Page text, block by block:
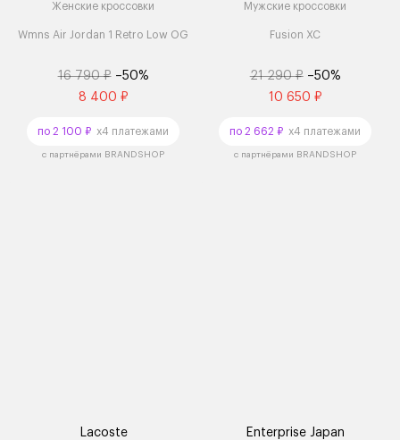
Женские кроссовки
Wmns Air Jordan 1 Retro Low OG
16 790 ₽ –50%
8 400 ₽
по 2 100 ₽ x4 платежами
с партнёрами BRANDSHOP
Мужские кроссовки
Fusion XC
21 290 ₽ –50%
10 650 ₽
по 2 662 ₽ x4 платежами
с партнёрами BRANDSHOP
Lacoste Enterprise Japan